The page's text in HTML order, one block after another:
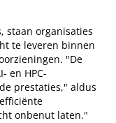
staan organisaties
te leveren binnen
"De
en HPC-
prestaties," aldus
onbenut laten."